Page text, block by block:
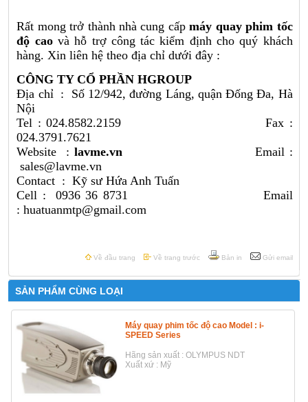
Rất mong trở thành nhà cung cấpmáy quay phim tốc
độ cao và hỗ trợ công tác kiểm định cho quý khách
hàng. Xin liên hệ theo địa chỉ dưới đây :
CÔNG TY CỔ PHẦN HGROUP
Địa chỉ : Số 12/942, đường Láng, quận Đống Đa, Hà
Nội
Tel : 024.8582.2159 Fax :
024.3791.7621
Website : lavme.vn Email :
sales@lavme.vn
Contact : Kỹ sư Hứa Anh Tuấn
Cell : 0936 36 8731 Email
: huatuanmtp@gmail.com
Về đầu trang Về trang trước Bản in Gửi email
SẢN PHẨM CÙNG LOẠI
Máy quay phim tốc độ cao Model : i-
SPEED Series
Hãng sản xuất : OLYMPUS NDT
Xuất xứ : Mỹ